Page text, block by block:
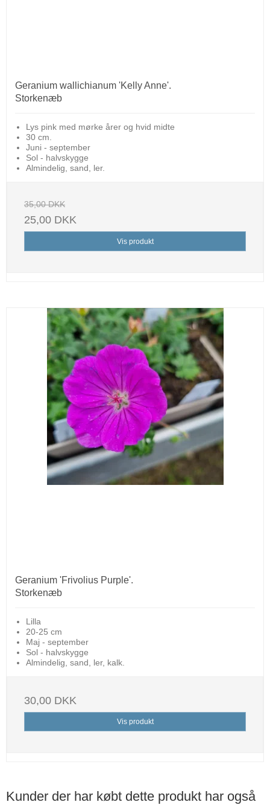
Geranium wallichianum 'Kelly Anne'.
Storkenæb
Lys pink med mørke årer og hvid midte
30 cm.
Juni - september
Sol - halvskygge
Almindelig, sand, ler.
35,00 DKK
25,00 DKK
Vis produkt
Geranium 'Frivolius Purple'.
Storkenæb
Lilla
20-25 cm
Maj - september
Sol - halvskygge
Almindelig, sand, ler, kalk.
30,00 DKK
Vis produkt
Kunder der har købt dette produkt har også